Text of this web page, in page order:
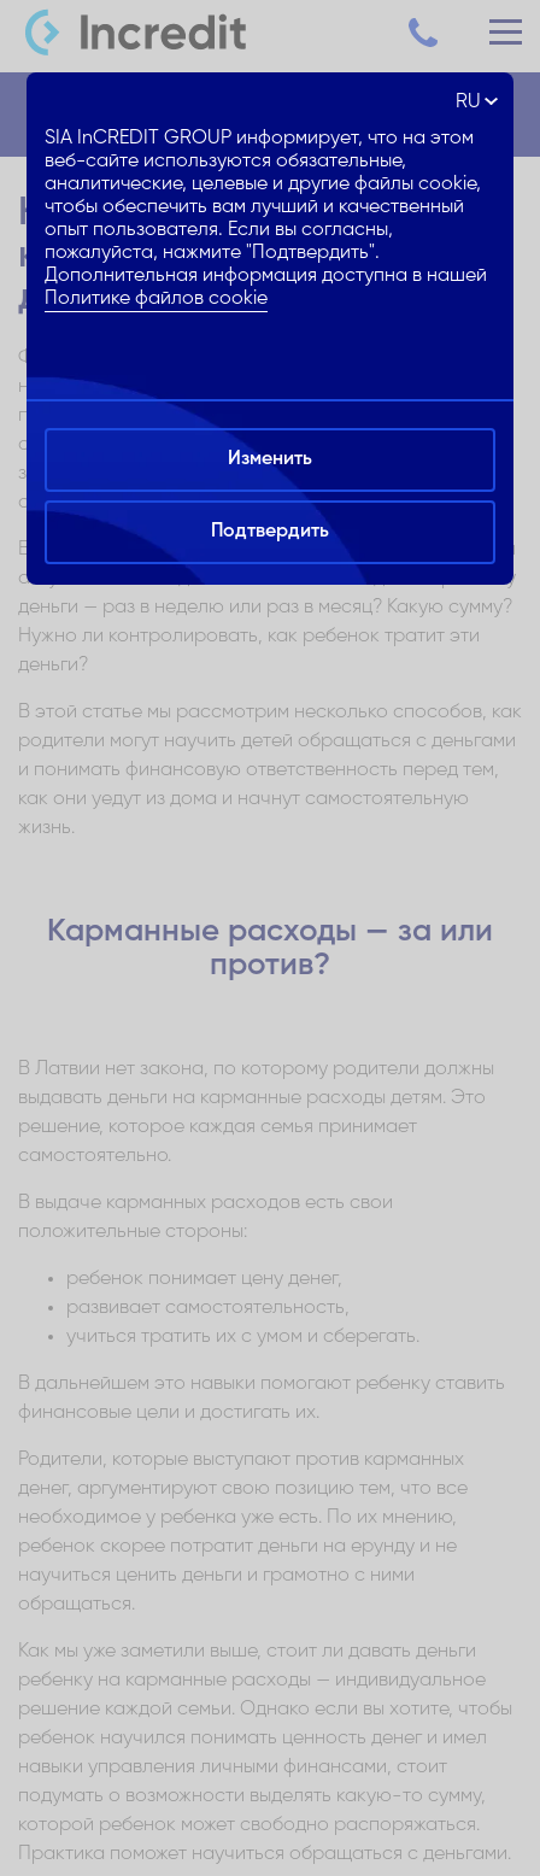
Нужно ли давать деньги на
карманные расходы
детям?
Финансовая грамотность — важный навык, которому
нужно учиться с детства. Это не только помогает
понять ценность денег, но и научиться управлять
своими финансами. При этом закреплять полученные
знания лучше на практике, то есть, распоряжаясь
своими деньгами. Для детей это — карманные деньги.
Вопрос карманных денег рано или поздно становится
актуальным в каждой семье. Как часто давать ребенку
деньги — раз в неделю или раз в месяц? Какую сумму?
Нужно ли контролировать, как ребенок тратит эти
деньги?
В этой статье мы рассмотрим несколько способов, как
родители могут научить детей обращаться с деньгами
и понимать финансовую ответственность перед тем,
как они уедут из дома и начнут самостоятельную
жизнь.
Карманные расходы — за или
против?
В Латвии нет закона, по которому родители должны
выдавать деньги на карманные расходы детям. Это
решение, которое каждая семья принимает
самостоятельно.
В выдаче карманных расходов есть свои
положительные стороны:
ребенок понимает цену денег,
развивает самостоятельность,
учиться тратить их с умом и сберегать.
В дальнейшем это навыки помогают ребенку ставить
финансовые цели и достигать их.
Родители, которые выступают против карманных
денег, аргументируют свою позицию тем, что все
необходимое у ребенка уже есть. По их мнению,
ребенок скорее потратит деньги на ерунду и не
научиться ценить деньги и грамотно с ними
обращаться.
Как мы уже заметили выше, стоит ли давать деньги
ребенку на карманные расходы — индивидуальное
решение каждой семьи. Однако если вы хотите, чтобы
ребенок научился понимать ценность денег и имел
навыки управления личными финансами, стоит
подумать о возможности выделять какую-то сумму,
которой ребенок может свободно распоряжаться.
Практика поможет научиться обращаться с деньгами.
RU
SIA InCREDIT GROUP информирует, что на этом
веб-сайте используются обязательные,
аналитические, целевые и другие файлы cookie,
чтобы обеспечить вам лучший и качественный
опыт пользователя. Если вы согласны,
пожалуйста, нажмите "Подтвердить".
Дополнительная информация доступна в нашей
Политике файлов cookie
Изменить
Подтвердить